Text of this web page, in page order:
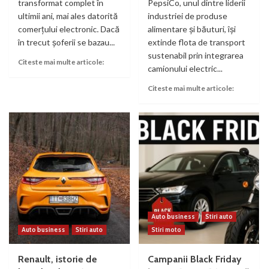
transformat complet în
ultimii ani, mai ales datorită
comerțului electronic. Dacă
în trecut șoferii se bazau...
Citeste mai multe articole:
PepsiCo, unul dintre liderii
industriei de produse
alimentare și băuturi, își
extinde flota de transport
sustenabil prin integrarea
camionului electric...
Citeste mai multe articole:
Auto business Stiri auto
Renault, istorie de
Auto business
Stiri auto
Stiri moto
Campanii Black Friday